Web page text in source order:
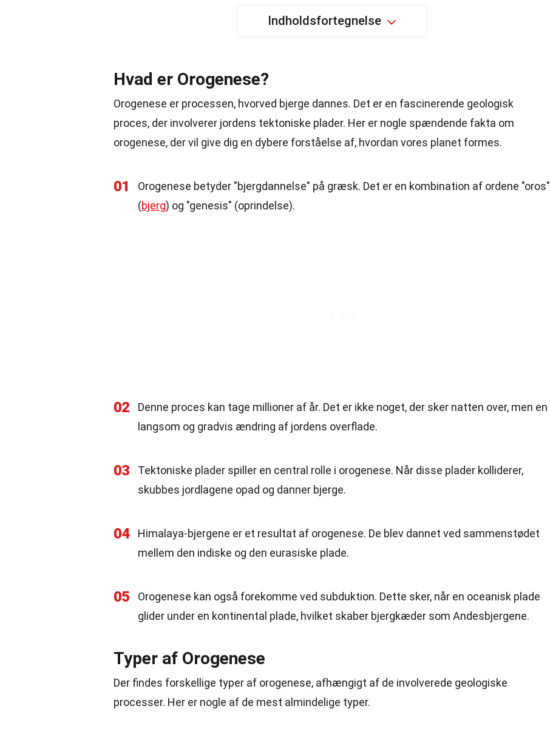
Indholdsfortegnelse
Hvad er Orogenese?
Orogenese er processen, hvorved bjerge dannes. Det er en fascinerende geologisk
proces, der involverer jordens tektoniske plader. Her er nogle spændende fakta om
orogenese, der vil give dig en dybere forståelse af, hvordan vores planet formes.
01
Orogenese betyder "bjergdannelse" på græsk. Det er en kombination af ordene "oros"
(bjerg) og "genesis" (oprindelse).
02
Denne proces kan tage millioner af år. Det er ikke noget, der sker natten over, men en
langsom og gradvis ændring af jordens overflade.
03
Tektoniske plader spiller en central rolle i orogenese. Når disse plader kolliderer,
skubbes jordlagene opad og danner bjerge.
04
Himalaya-bjergene er et resultat af orogenese. De blev dannet ved sammenstødet
mellem den indiske og den eurasiske plade.
05
Orogenese kan også forekomme ved subduktion. Dette sker, når en oceanisk plade
glider under en kontinental plade, hvilket skaber bjergkæder som Andesbjergene.
Typer af Orogenese
Der findes forskellige typer af orogenese, afhængigt af de involverede geologiske
processer. Her er nogle af de mest almindelige typer.